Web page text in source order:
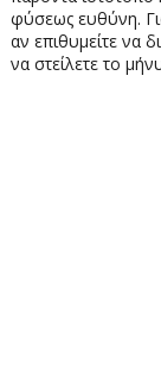
φύσεως ευθύνη.
αν επιθυμείτε να
να στείλετε το